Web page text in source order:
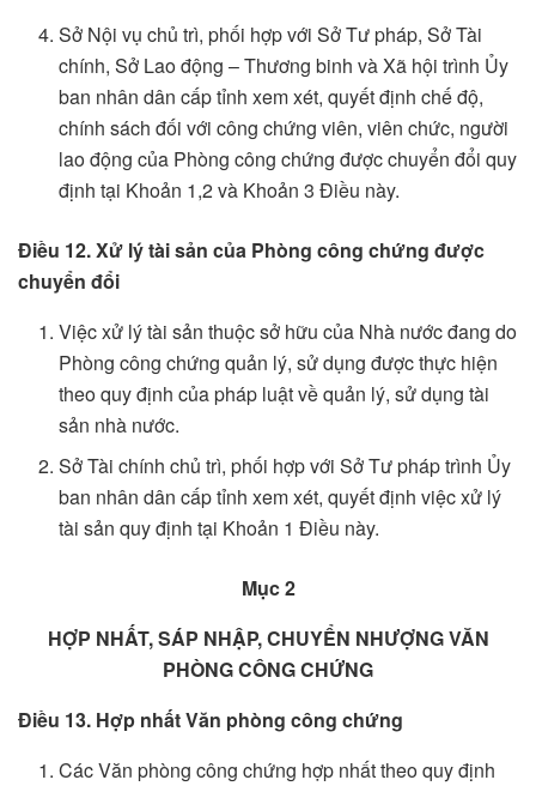
Sở Nội vụ chủ trì, phối hợp với Sở Tư pháp, Sở Tài
chính, Sở Lao động – Thương binh và Xã hội trình Ủy
ban nhân dân cấp tỉnh xem xét, quyết định chế độ,
chính sách đối với công chứng viên, viên chức, người
lao động của Phòng công chứng được chuyển đổi quy
định tại Khoản 1,2 và Khoản 3 Điều này.
Điều 12. Xử lý tài sản của Phòng công chứng được
chuyển đổi
Việc xử lý tài sản thuộc sở hữu của Nhà nước đang do
Phòng công chứng quản lý, sử dụng được thực hiện
theo quy định của pháp luật về quản lý, sử dụng tài
sản nhà nước.
Sở Tài chính chủ trì, phối hợp với Sở Tư pháp trình Ủy
ban nhân dân cấp tỉnh xem xét, quyết định việc xử lý
tài sản quy định tại Khoản 1 Điều này.
Mục 2
HỢP NHẤT, SÁP NHẬP, CHUYỂN NHƯỢNGVĂN
PHÒNG CÔNG CHỨNG
Điều 13. Hợp nhất Văn phòng công chứng
Các Văn phòng công chứng hợp nhất theo quy định